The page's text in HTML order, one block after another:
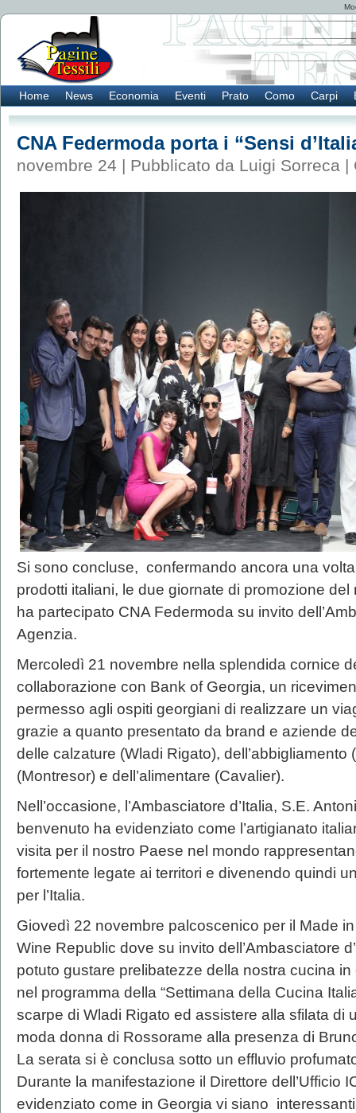
Home News Economia Eventi Prato Como Carpi
CNA Federmoda porta i “Sensi
novembre 24 | Pubblicato da Luigi Sorreca |
Si sono concluse, confermando ancora una
prodotti italiani, le due giornate di promozione
ha partecipato CNA Federmoda su invito
Agenzia.
Mercoledì 21 novembre nella splendida cornice
collaborazione con Bank of Georgia, un
permesso agli ospiti georgiani di realizzare un
grazie a quanto presentato da brand e aziende
delle calzature (Wladi Rigato), dell’abbigliamento
(Montresor) e dell’alimentare (Cavalier).
Nell’occasione, l’Ambasciatore d’Italia, S.E.
benvenuto ha evidenziato come l’artigianato
visita per il nostro Paese nel mondo
fortemente legate ai territori e divenendo quindi
per l’Italia.
Giovedì 22 novembre palcoscenico per il Made
Wine Republic dove su invito dell’Ambasciatore
potuto gustare prelibatezze della nostra cucina
nel programma della “Settimana della Cucina
scarpe di Wladi Rigato ed assistere alla sfilata di
moda donna di Rossorame alla presenza di
La serata si è conclusa sotto un effluvio
Durante la manifestazione il Direttore dell’Ufficio
evidenziato come in Georgia vi siano